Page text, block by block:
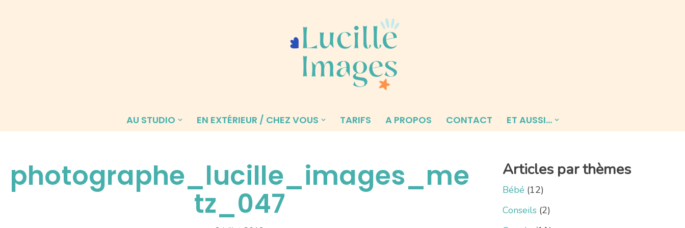
AU STUDIO EN EXTÉRIEUR / CHEZ VOUS TARIFS A PROPOS CONTACT ET AUSSI…
photographe_lucille_images_me
tz_047
Articles par thèmes
Bébé (12)
Conseils(2)